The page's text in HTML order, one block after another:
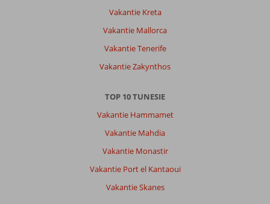
Vakantie Kreta
Vakantie Mallorca
Vakantie Tenerife
Vakantie Zakynthos
TOP 10 TUNESIE
Vakantie Hammamet
Vakantie Mahdia
Vakantie Monastir
Vakantie Port el Kantaoui
Vakantie Skanes